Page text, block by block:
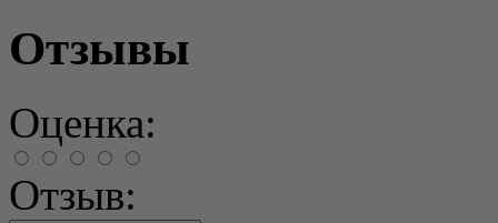
Отзывы
Оценка:
Отзыв: